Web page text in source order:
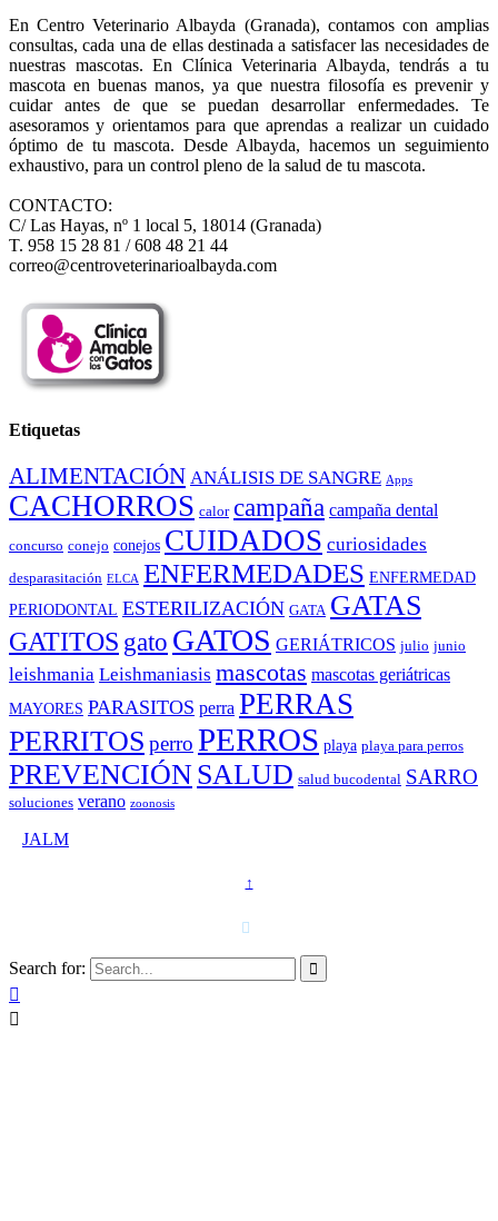
En Centro Veterinario Albayda (Granada), contamos con amplias
consultas, cada una de ellas destinada a satisfacer las necesidades de
nuestras mascotas. En Clínica Veterinaria Albayda, tendrás a tu
mascota en buenas manos, ya que nuestra filosofía es prevenir y
cuidar antes de que se puedan desarrollar enfermedades. Te
asesoramos y orientamos para que aprendas a realizar un cuidado
óptimo de tu mascota. Desde Albayda, hacemos un seguimiento
exhaustivo, para un control pleno de la salud de tu mascota.
CONTACTO:
C/ Las Hayas, nº 1 local 5, 18014 (Granada)
T. 958 15 28 81 / 608 48 21 44
correo@centroveterinarioalbayda.com
Etiquetas
ALIMENTACIÓN ANÁLISIS DE SANGRE Apps
CACHORROS calor campaña campaña dental
concurso conejo conejos CUIDADOS curiosidades
desparasitación ELCA ENFERMEDADES ENFERMEDAD
PERIODONTAL ESTERILIZACIÓN GATA GATAS
GATITOS gato GATOS GERIÁTRICOS julio junio
leishmania Leishmaniasis mascotas mascotas geriátricas
MAYORES PARASITOS perra PERRAS
PERRITOS perro PERROS playa playa para perros
PREVENCIÓNSALUD salud bucodental SARRO
soluciones verano zoonosis
JALM
↑

Search for: 

